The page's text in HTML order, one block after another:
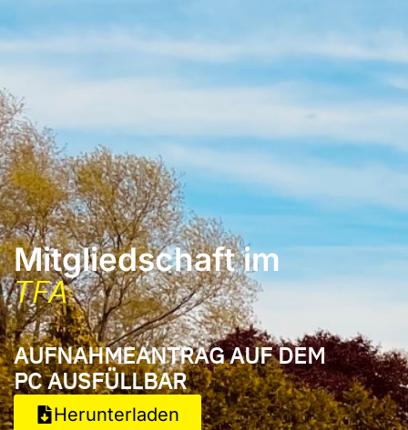
Mitgliedschaft im
TFA
AUFNAHMEANTRAG AUF DEM
PC AUSFÜLLBAR
Herunterladen